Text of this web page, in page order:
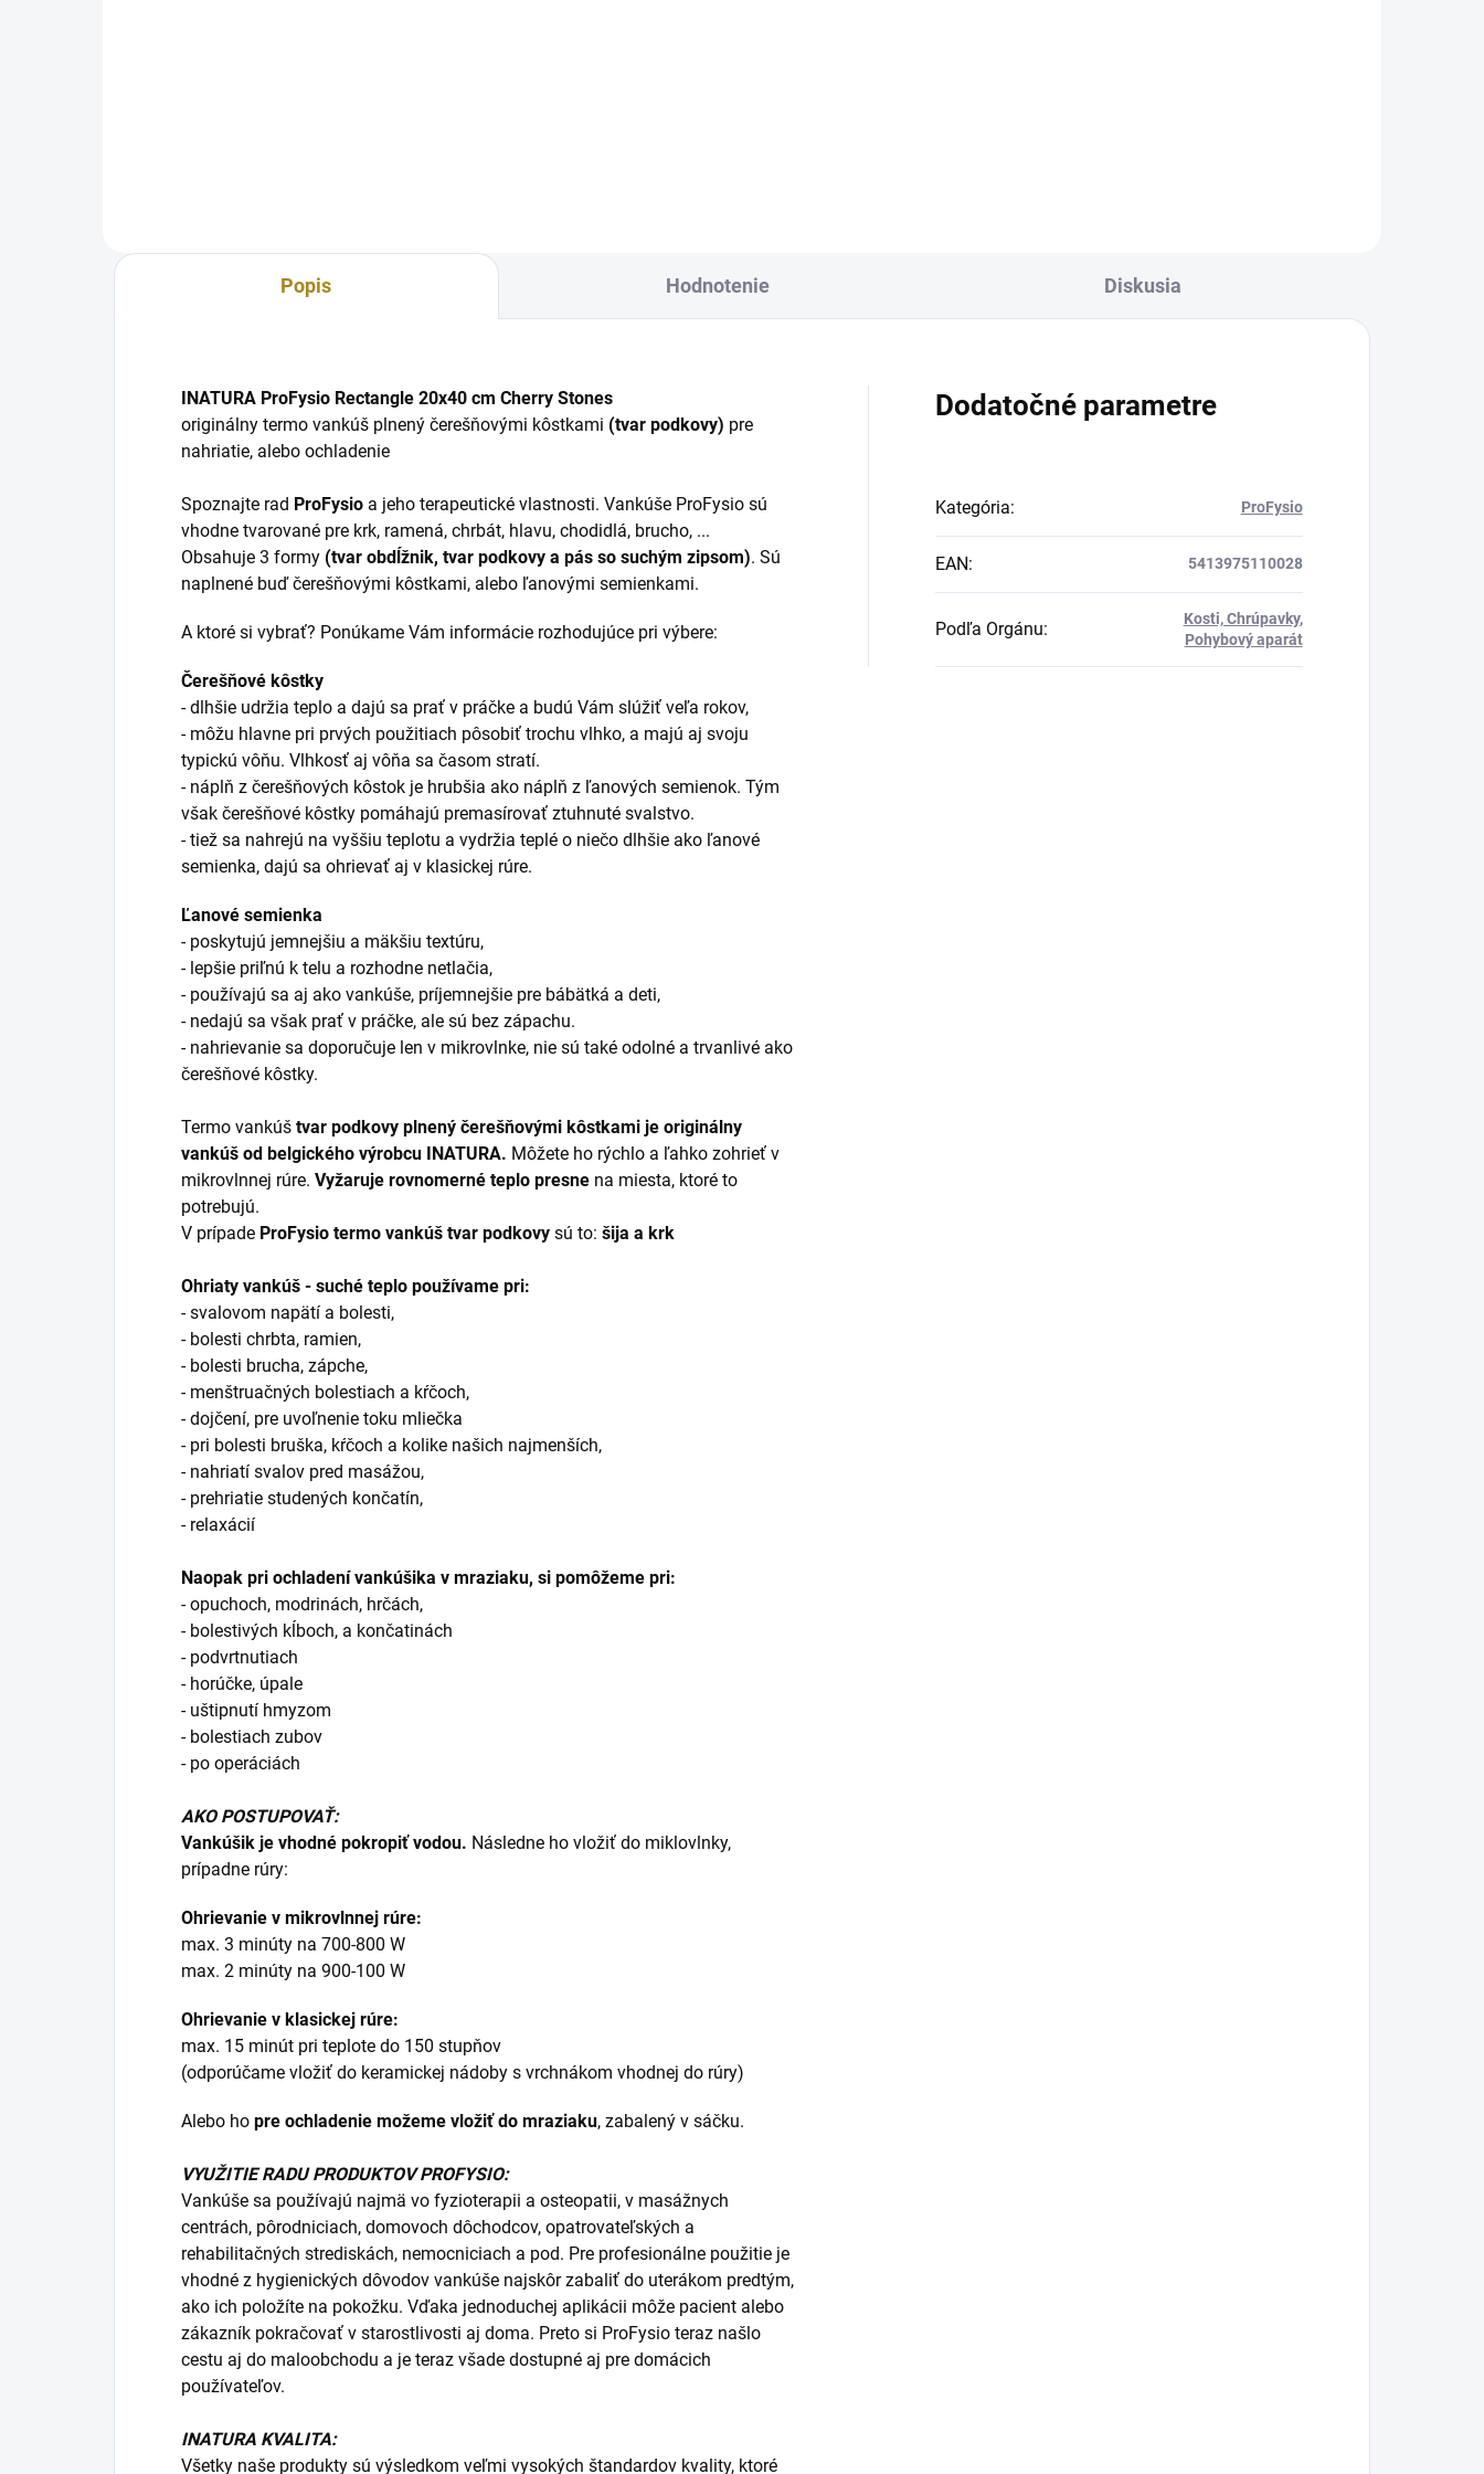
Popis Hodnotenie Diskusia
INATURA ProFysio Rectangle 20x40 cm Cherry Stones
originálny termo vankúš plnený čerešňovými kôstkami (tvar podkovy) pre
nahriatie, alebo ochladenie
Spoznajte rad ProFysio a jeho terapeutické vlastnosti. Vankúše ProFysio sú
vhodne tvarované pre krk, ramená, chrbát, hlavu, chodidlá, brucho, ...
Obsahuje 3 formy (tvar obdĺžnik, tvar podkovy a pás so suchým zipsom). Sú
naplnené buď čerešňovými kôstkami, alebo ľanovými semienkami.
A ktoré si vybrať? Ponúkame Vám informácie rozhodujúce pri výbere:
Čerešňové kôstky
- dlhšie udržia teplo a dajú sa prať v práčke a budú Vám slúžiť veľa rokov,
- môžu hlavne pri prvých použitiach pôsobiť trochu vlhko, a majú aj svoju
typickú vôňu. Vlhkosť aj vôňa sa časom stratí.
- náplň z čerešňových kôstok je hrubšia ako náplň z ľanových semienok. Tým
však čerešňové kôstky pomáhajú premasírovať ztuhnuté svalstvo.
- tiež sa nahrejú na vyššiu teplotu a vydržia teplé o niečo dlhšie ako ľanové
semienka, dajú sa ohrievať aj v klasickej rúre.
Ľanové semienka
- poskytujú jemnejšiu a mäkšiu textúru,
- lepšie priľnú k telu a rozhodne netlačia,
- používajú sa aj ako vankúše, príjemnejšie pre bábätká a deti,
- nedajú sa však prať v práčke, ale sú bez zápachu.
- nahrievanie sa doporučuje len v mikrovlnke, nie sú také odolné a trvanlivé ako
čerešňové kôstky.
Termo vankúš tvar podkovy plnený čerešňovými kôstkami je originálny
vankúš od belgického výrobcu INATURA. Môžete ho rýchlo a ľahko zohrieť v
mikrovlnnej rúre. Vyžaruje rovnomerné teplo presne na miesta, ktoré to
potrebujú.
V prípade ProFysio termo vankúš tvar podkovy sú to: šija a krk
Ohriaty vankúš - suché teplo používame pri:
- svalovom napätí a bolesti,
- bolesti chrbta, ramien,
- bolesti brucha, zápche,
- menštruačných bolestiach a kŕčoch,
- dojčení, pre uvoľnenie toku mliečka
- pri bolesti bruška, kŕčoch a kolike našich najmenších,
- nahriatí svalov pred masážou,
- prehriatie studených končatín,
- relaxácií
Naopak pri ochladení vankúšika v mraziaku, si pomôžeme pri:
- opuchoch, modrinách, hrčách,
- bolestivých kĺboch, a končatinách
- podvrtnutiach
- horúčke, úpale
- uštipnutí hmyzom
- bolestiach zubov
- po operáciách
AKO POSTUPOVAŤ:
Vankúšik je vhodné pokropiť vodou. Následne ho vložiť do miklovlnky,
prípadne rúry:
Ohrievanie v mikrovlnnej rúre:
max. 3 minúty na 700-800 W
max. 2 minúty na 900-100 W
Ohrievanie v klasickej rúre:
max. 15 minút pri teplote do 150 stupňov
(odporúčame vložiť do keramickej nádoby s vrchnákom vhodnej do rúry)
Alebo ho pre ochladenie možeme vložiť do mraziaku, zabalený v sáčku.
VYUŽITIE RADU PRODUKTOV PROFYSIO:
Vankúše sa používajú najmä vo fyzioterapii a osteopatii, v masážnych
centrách, pôrodniciach, domovoch dôchodcov, opatrovateľských a
rehabilitačných strediskách, nemocniciach a pod. Pre profesionálne použitie je
vhodné z hygienických dôvodov vankúše najskôr zabaliť do uterákom predtým,
ako ich položíte na pokožku. Vďaka jednoduchej aplikácii môže pacient alebo
zákazník pokračovať v starostlivosti aj doma. Preto si ProFysio teraz našlo
cestu aj do maloobchodu a je teraz všade dostupné aj pre domácich
používateľov.
INATURA KVALITA:
Všetky naše produkty sú výsledkom veľmi vysokých štandardov kvality, ktoré
Dodatočné parametre
Kategória: ProFysio
EAN: 5413975110028
Podľa Orgánu: Kosti, Chrúpavky,
Pohybový aparát